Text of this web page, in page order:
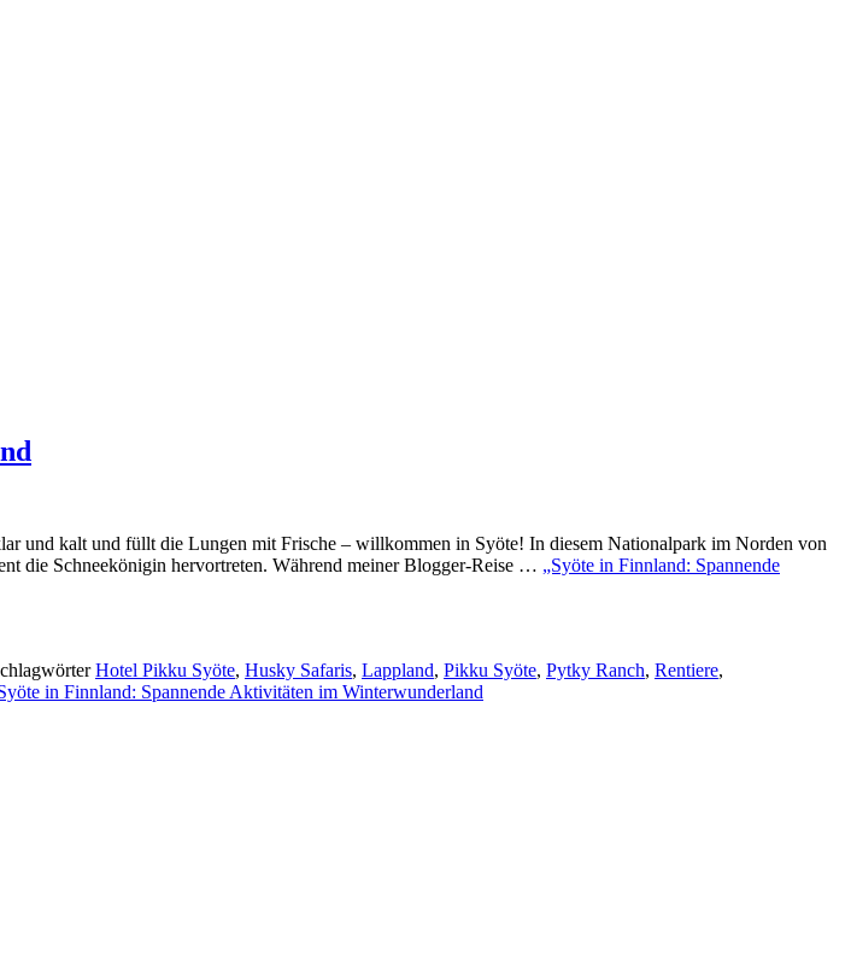
und kalt und füllt die Lungen mit Frische – willkommen in Syöte! In diesem Nationalpark im Norden von
die Schneekönigin hervortreten. Während meiner Blogger-Reise … „Syöte in Finnland: Spannende
Hotel Pikku Syöte, Husky Safaris, Lappland, Pikku Syöte, Pytky Ranch, Rentiere,
in Finnland: Spannende Aktivitäten im Winterwunderland